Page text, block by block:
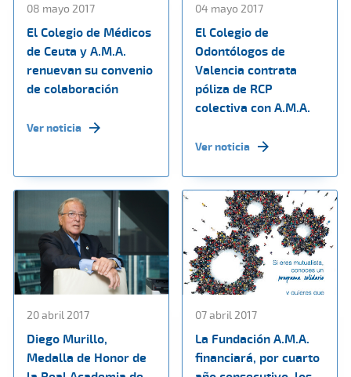
08 mayo 2017
El Colegio de Médicos
de Ceuta y A.M.A.
renuevan su convenio
de colaboración
Ver noticia
04 mayo 2017
El Colegio de
Odontólogos de
Valencia contrata
póliza de RCP
colectiva con A.M.A.
Ver noticia
20 abril 2017
Diego Murillo,
Medalla de Honor de
07 abril 2017
La Fundación A.M.A.
financiará, por cuarto